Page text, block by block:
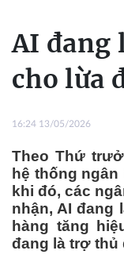
AI đang
cho lừa
16:24 13/05/2026
Theo Thứ
hệ thống
khi đó, các
nhận, AI đang
hàng tăng
đang là trợ thủ